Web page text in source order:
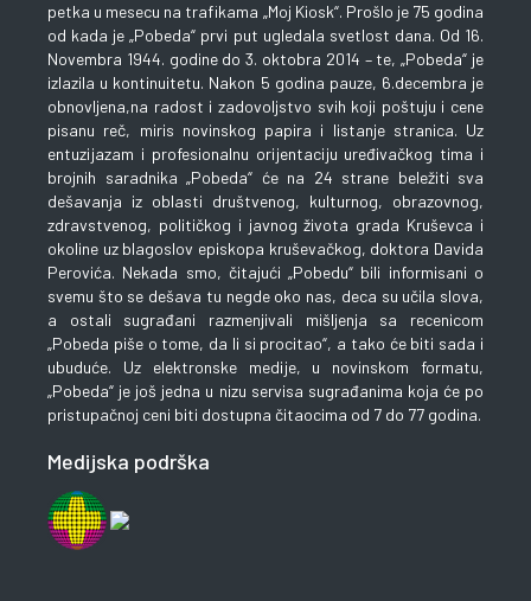
petka u mesecu na trafikama „Moj Kiosk“. Prošlo je 75 godina
od kada je „Pobeda“ prvi put ugledala svetlost dana. Od 16.
Novembra 1944. godine do 3. oktobra 2014 – te, „Pobeda“ je
izlazila u kontinuitetu. Nakon 5 godina pauze, 6.decembra je
obnovljena,na radost i zadovoljstvo svih koji poštuju i cene
pisanu reč, miris novinskog papira i listanje stranica. Uz
entuzijazam i profesionalnu orijentaciju uređivačkog tima i
brojnih saradnika „Pobeda“ će na 24 strane beležiti sva
dešavanja iz oblasti društvenog, kulturnog, obrazovnog,
zdravstvenog, političkog i javnog života grada Kruševca i
okoline uz blagoslov episkopa kruševačkog, doktora Davida
Perovića. Nekada smo, čitajući „Pobedu“ bili informisani o
svemu što se dešava tu negde oko nas, deca su učila slova,
a ostali sugrađani razmenjivali mišljenja sa recenicom
„Pobeda piše o tome, da li si procitao“, a tako će biti sada i
ubuduće. Uz elektronske medije, u novinskom formatu,
„Pobeda“ je još jedna u nizu servisa sugrađanima koja će po
pristupačnoj ceni biti dostupna čitaocima od 7 do 77 godina.
Medijska podrška